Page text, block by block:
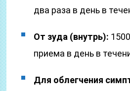
два раза в день в
От зуда (внутрь):
приема в день в
Для облегчения